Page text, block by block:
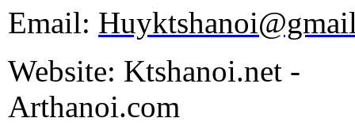
Email:
Website: Ktshanoi.net -
Arthanoi.com